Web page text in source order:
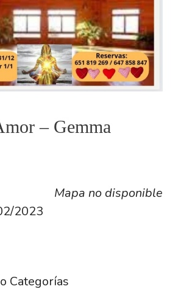
– Gemma
Mapa no disponible
2023
Categorías